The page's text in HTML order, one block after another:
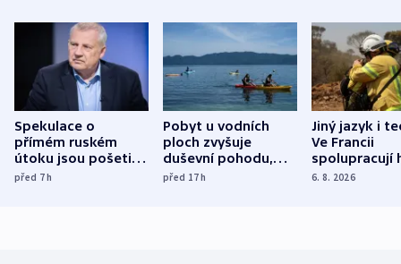
Spekulace o
přímém ruském
útoku jsou pošetilé,
míní estonský
před 7h
Pobyt u vodních
ploch zvyšuje
duševní pohodu,
ukázala
před 17h
Jiný jazyk i
Ve Francii
spolupracují
různých zemí
6. 8. 2026